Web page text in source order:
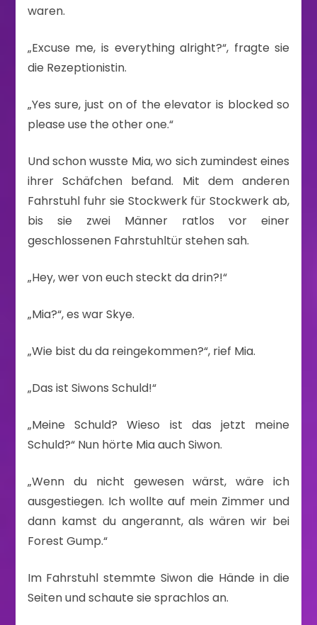
waren.
„Excuse me, is everything alright?“, fragte sie
die Rezeptionistin.
„Yes sure, just on of the elevator is blocked so
please use the other one.“
Und schon wusste Mia, wo sich zumindest eines
ihrer Schäfchen befand. Mit dem anderen
Fahrstuhl fuhr sie Stockwerk für Stockwerk ab,
bis sie zwei Männer ratlos vor einer
geschlossenen Fahrstuhltür stehen sah.
„Hey, wer von euch steckt da drin?!“
„Mia?“, es war Skye.
„Wie bist du da reingekommen?“, rief Mia.
„Das ist Siwons Schuld!“
„Meine Schuld? Wieso ist das jetzt meine
Schuld?“ Nun hörte Mia auch Siwon.
„Wenn du nicht gewesen wärst, wäre ich
ausgestiegen. Ich wollte auf mein Zimmer und
dann kamst du angerannt, als wären wir bei
Forest Gump.“
Im Fahrstuhl stemmte Siwon die Hände in die
Seiten und schaute sie sprachlos an.